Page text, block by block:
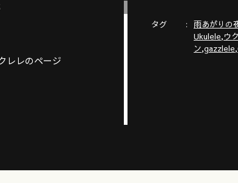
タグ 雨あがりの
Ukulele,ウ
ン,gazzlele,
レレのページ